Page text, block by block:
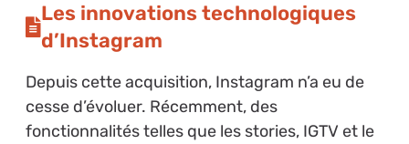
Les innovations technologiques
d’Instagram
Depuis cette acquisition, Instagram n’a eu de
cesse d’évoluer. Récemment, des
fonctionnalités telles que les stories, IGTV et le